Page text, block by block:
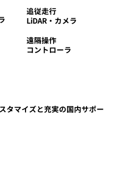
追従走行
LiDAR・カメラ
遠隔操作
コントローラ
タマイズと充実の国内サポー